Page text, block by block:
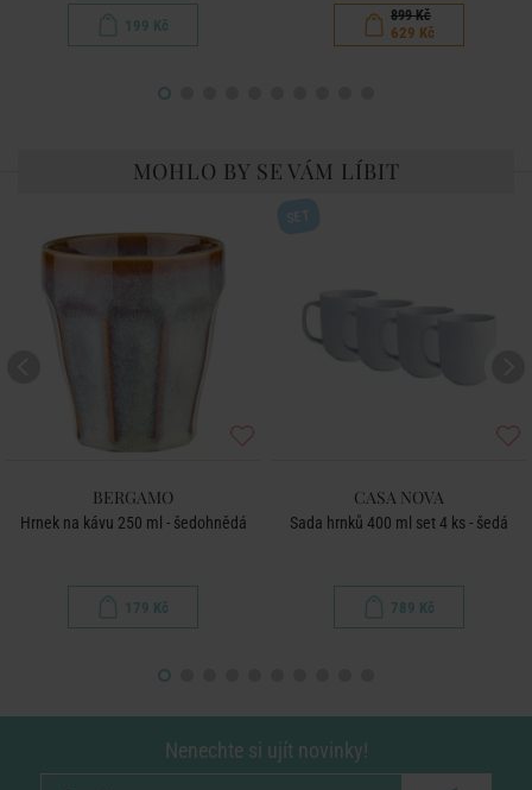
199 Kč
899 Kč
629 Kč
MOHLO BY SE VÁM LÍBIT
BERGAMO
Hrnek na kávu 250 ml - šedohnědá
179 Kč
CASA NOVA
Sada hrnků 400 ml set 4 ks - šedá
789 Kč
Nenechte si ujít novinky!